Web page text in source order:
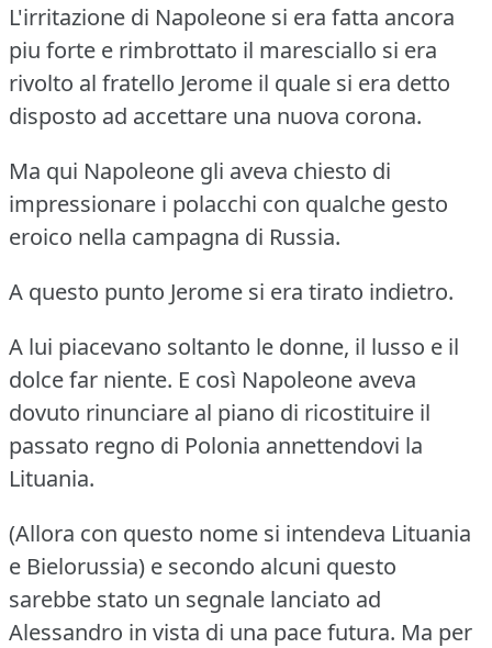
L'irritazione di Napoleone si era fatta ancora
piu forte e rimbrottato il maresciallo si era
rivolto al fratello Jerome il quale si era detto
disposto ad accettare una nuova corona.
Ma qui Napoleone gli aveva chiesto di
impressionare i polacchi con qualche gesto
eroico nella campagna di Russia.
A questo punto Jerome si era tirato indietro.
A lui piacevano soltanto le donne, il lusso e il
dolce far niente. E così Napoleone aveva
dovuto rinunciare al piano di ricostituire il
passato regno di Polonia annettendovi la
Lituania.
(Allora con questo nome si intendeva Lituania
e Bielorussia) e secondo alcuni questo
sarebbe stato un segnale lanciato ad
Alessandro in vista di una pace futura. Ma per